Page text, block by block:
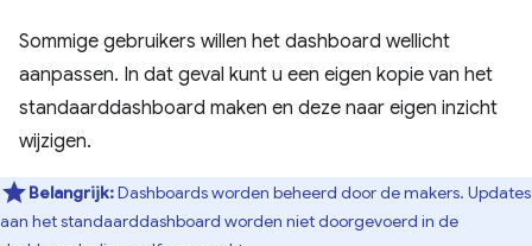
Sommige gebruikers willen het dashboard wellicht
aanpassen. In dat geval kunt u een eigen kopie van het
standaarddashboard maken en deze naar eigen inzicht
wijzigen.
Belangrijk:Dashboards worden beheerd door de makers. Updates
aan het standaarddashboard worden niet doorgevoerd in de